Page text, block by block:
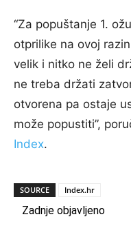
“Za popuštanje 1.
otprilike na ovoj
velik i nitko ne želi
ne treba držati
otvorena pa ostaje
može popustiti”,
Index.
SOURCE Index.hr
Zadnje objavljeno